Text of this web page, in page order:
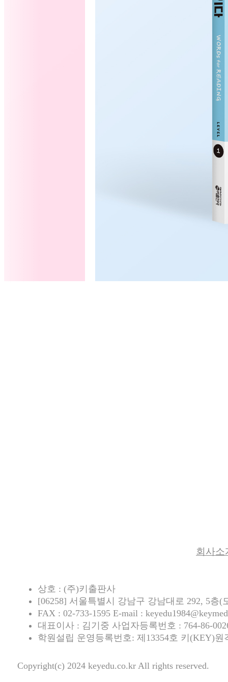
회사소
상호 : (주)키출판사
[06258] 서울특별시 강남구 강남대로 292, 5층(
FAX : 02-733-1595 E-mail :
대표이사 : 김기중 사업자등록번호 : 764-86-
학원설립 운영등록번호: 제13354호 키(KEY)원
Copyright(c) 2024 keyedu.co.kr All rights reserved.